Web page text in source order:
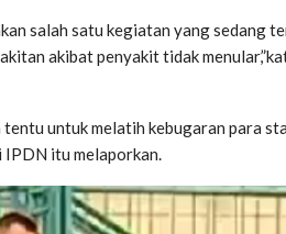
salah satu kegiatan yang sedang
akibat penyakit tidak
untuk melatih kebugaran para
IPDN itu melaporkan.